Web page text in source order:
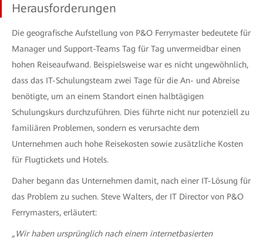
Herausforderungen
Die geografische Aufstellung von P&O Ferrymaster bedeutete für
Manager und Support-Teams Tag für Tag unvermeidbar einen
hohen Reiseaufwand. Beispielsweise war es nicht ungewöhnlich,
dass das IT-Schulungsteam zwei Tage für die An- und Abreise
benötigte, um an einem Standort einen halbtägigen
Schulungskurs durchzuführen. Dies führte nicht nur potenziell zu
familiären Problemen, sondern es verursachte dem
Unternehmen auch hohe Reisekosten sowie zusätzliche Kosten
für Flugtickets und Hotels.
Daher begann das Unternehmen damit, nach einer IT-Lösung für
das Problem zu suchen. Steve Walters, der IT Director von P&O
Ferrymasters, erläutert:
„Wir haben ursprünglich nach einem internetbasierten